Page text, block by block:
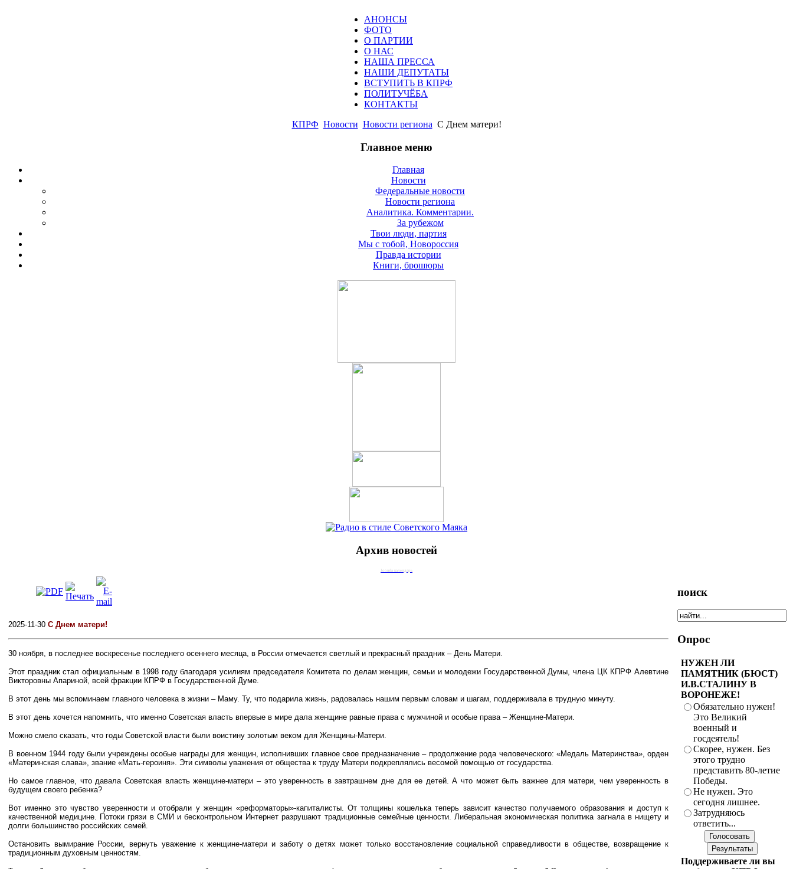
АНОНСЫ
ФОТО
О ПАРТИИ
О НАС
НАША ПРЕССА
НАШИ ДЕПУТАТЫ
ВСТУПИТЬ В КПРФ
ПОЛИТУЧЁБА
КОНТАКТЫ
КПРФ Новости Новости региона С Днем матери!
Главное меню
Главная
Новости
Федеральные новости
Новости региона
Аналитика. Комментарии.
За рубежом
Твои люди, партия
Мы с тобой, Новороссия
Правда истории
Книги, брошюры
Архив новостей
Joomla календарь
2025-11-30 С Днем матери!
30 ноября, в последнее воскресенье последнего осеннего месяца, в России отмечается светлый и прекрасный праздник – День Матери.
Этот праздник стал официальным в 1998 году благодаря усилиям председателя Комитета по делам женщин, семьи и молодежи Государственной Думы, члена ЦК КПРФ Алевтине
Викторовны Апариной, всей фракции КПРФ в Государственной Думе.
В этот день мы вспоминаем главного человека в жизни – Маму. Ту, что подарила жизнь, радовалась нашим первым словам и шагам, поддерживала в трудную минуту.
В этот день хочется напомнить, что именно Советская власть впервые в мире дала женщине равные права с мужчиной и особые права – Женщине-Матери.
Можно смело сказать, что годы Советской власти были воистину золотым веком для Женщины-Матери.
В военном 1944 году были учреждены особые награды для женщин, исполнивших главное свое предназначение – продолжение рода человеческого: «Медаль Материнства», орден
«Материнская слава», звание «Мать-героиня». Эти символы уважения от общества к труду Матери подкреплялись весомой помощью от государства.
Но самое главное, что давала Советская власть женщине-матери – это уверенность в завтрашнем дне для ее детей. А что может быть важнее для матери, чем уверенность в
будущем своего ребенка?
Вот именно это чувство уверенности и отобрали у женщин «реформаторы»-капиталисты. От толщины кошелька теперь зависит качество получаемого образования и доступ к
качественной медицине. Потоки грязи в СМИ и бесконтрольном Интернет разрушают традиционные семейные ценности. Либеральная экономическая политика загнала в нищету и
долги большинство российских семей.
Остановить вымирание России, вернуть уважение к женщине-матери и заботу о детях может только восстановление социальной справедливости в обществе, возвращение к
традиционным духовным ценностям.
поиск
Опрос
НУЖЕН ЛИ
ПАМЯТНИК (БЮСТ)
И.В.СТАЛИНУ В
ВОРОНЕЖЕ!
Обязательно нужен!
Это Великий
военный и
госдеятель!
Скорее, нужен. Без
этого трудно
представить 80-летие
Победы.
Не нужен. Это
сегодня лишнее.
Затрудняюсь
ответить...
Поддерживаете ли вы